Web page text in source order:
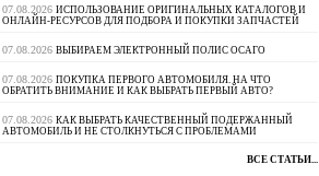
07.08.2026 ИСПОЛЬЗОВАНИЕ ОРИГИНАЛЬНЫХ КАТАЛОГОВ И
ОНЛАЙН-РЕСУРСОВ ДЛЯ ПОДБОРА И ПОКУПКИ ЗАПЧАСТЕЙ
07.08.2026 ВЫБИРАЕМ ЭЛЕКТРОННЫЙ ПОЛИС ОСАГО
07.08.2026 ПОКУПКА ПЕРВОГО АВТОМОБИЛЯ. НА ЧТО
ОБРАТИТЬ ВНИМАНИЕ И КАК ВЫБРАТЬ ПЕРВЫЙ АВТО?
07.08.2026 КАК ВЫБРАТЬ КАЧЕСТВЕННЫЙ ПОДЕРЖАННЫЙ
АВТОМОБИЛЬ И НЕ СТОЛКНУТЬСЯ С ПРОБЛЕМАМИ
ВСЕ СТАТЬИ...